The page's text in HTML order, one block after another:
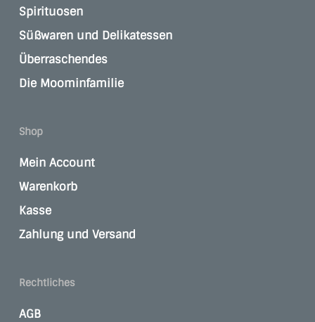
Spirituosen
Süßwaren und Delikatessen
Überraschendes
Die Moominfamilie
Shop
Mein Account
Warenkorb
Kasse
Zahlung und Versand
Rechtliches
AGB